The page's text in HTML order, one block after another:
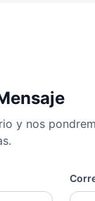
y nos